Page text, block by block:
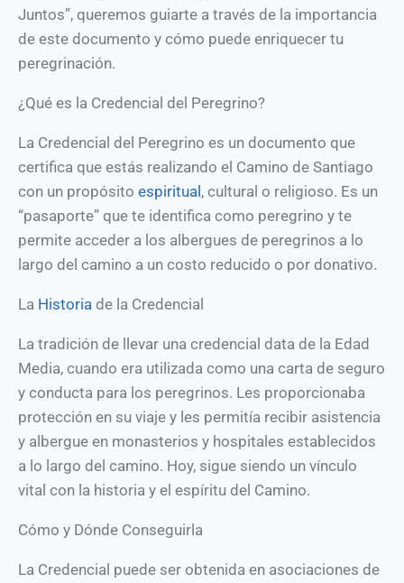
Juntos”, queremos guiarte a través de la importancia
de este documento y cómo puede enriquecer tu
peregrinación.
¿Qué es la Credencial del Peregrino?
La Credencial del Peregrino es un documento que
certifica que estás realizando el Camino de Santiago
con un propósito espiritual, cultural o religioso. Es un
“pasaporte” que te identifica como peregrino y te
permite acceder a los albergues de peregrinos a lo
largo del camino a un costo reducido o por donativo.
La Historia de la Credencial
La tradición de llevar una credencial data de la Edad
Media, cuando era utilizada como una carta de seguro
y conducta para los peregrinos. Les proporcionaba
protección en su viaje y les permitía recibir asistencia
y albergue en monasterios y hospitales establecidos
a lo largo del camino. Hoy, sigue siendo un vínculo
vital con la historia y el espíritu del Camino.
Cómo y Dónde Conseguirla
La Credencial puede ser obtenida en asociaciones de